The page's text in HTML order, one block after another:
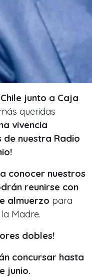
junto a Caja
queridas
vivencia
nuestra Radio
conocer nuestros
reunirse con
almuerzo para
Madre.
dobles!
concursar hasta
junio.